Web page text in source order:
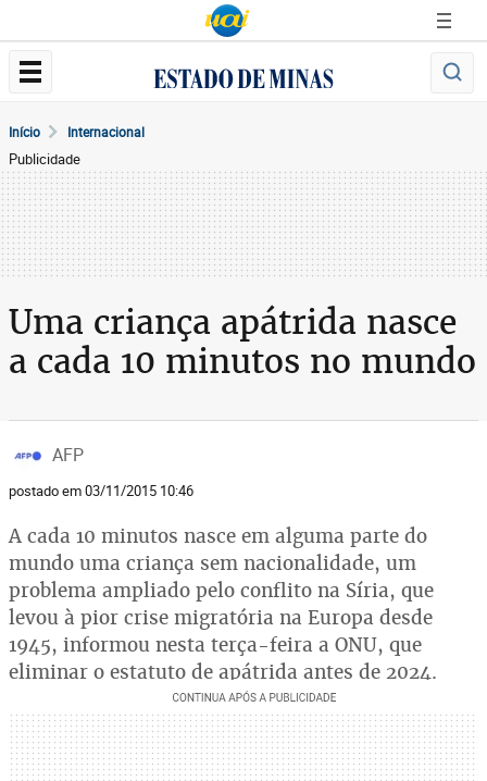
Início Internacional
Publicidade
Uma criança apátrida nasce
a cada 10 minutos no mundo
AFP
postado em 03/11/2015 10:46
A cada 10 minutos nasce em alguma parte do
mundo uma criança sem nacionalidade, um
problema ampliado pelo conflito na Síria, que
levou à pior crise migratória na Europa desde
1945, informou nesta terça-feira a ONU, que
eliminar o estatuto de apátrida antes de 2024.